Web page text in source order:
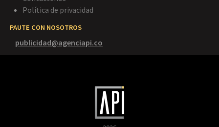
Política de privacidad
PAUTE CON NOSOTROS
publicidad@agenciapi.co